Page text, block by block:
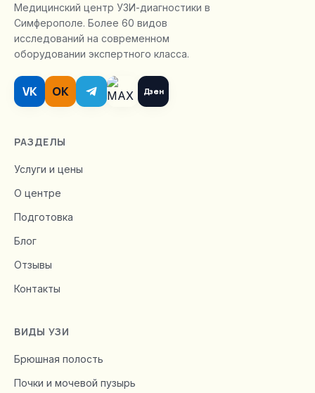
Медицинский центр УЗИ-диагностики в
Симферополе. Более 60 видов
исследований на современном
оборудовании экспертного класса.
VK OK Дзен
РАЗДЕЛЫ
Услуги и цены
О центре
Подготовка
Блог
Отзывы
Контакты
ВИДЫ УЗИ
Брюшная полость
Почки и мочевой пузырь